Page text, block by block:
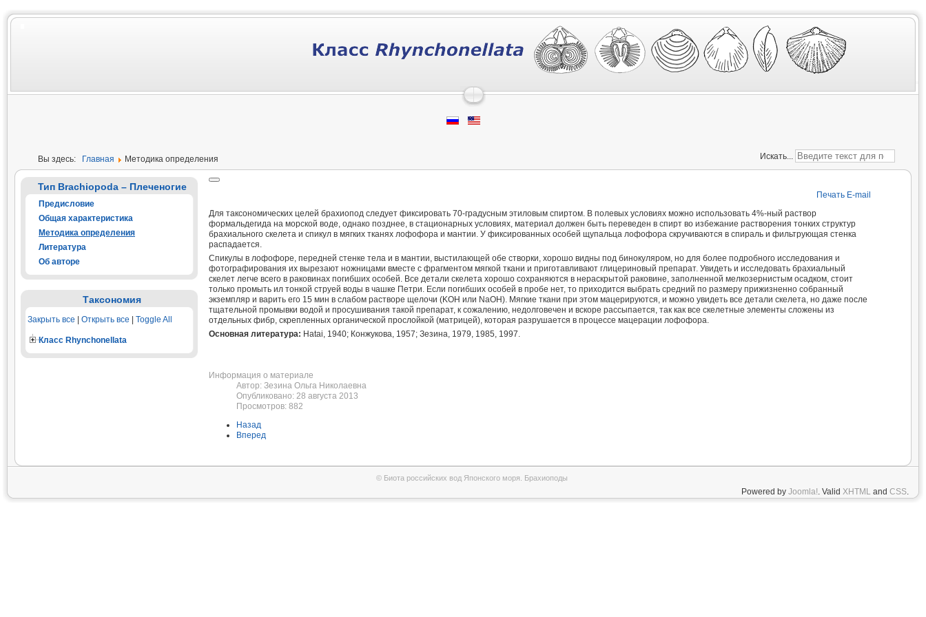
Искать...
Вы здесь: Главная Методика определения
Тип Brachiopoda – Плеченогие
Предисловие
Общая характеристика
Методика определения
Литература
Об авторе
Таксономия
Закрыть все Открыть все Toggle All
Класс Rhynchonellata
Печать E-mail
Для таксономических целей брахиопод следует фиксировать 70-градусным этиловым спиртом. В полевых условиях можно использовать 4%-ный раствор
формальдегида на морской воде, однако позднее, в стационарных условиях, материал должен быть переведен в спирт во избежание растворения тонких структур
брахиального скелета и спикул в мягких тканях лофофора и мантии. У фиксированных особей щупальца лофофора скручиваются в спираль и фильтрующая стенка
распадается.
Спикулы в лофофоре, передней стенке тела и в мантии, выстилающей обе створки, хорошо видны под бинокуляром, но для более подробного исследования и
фотографирования их вырезают ножницами вместе с фрагментом мягкой ткани и приготавливают глицериновый препарат. Увидеть и исследовать брахиальный
скелет легче всего в раковинах погибших особей. Все детали скелета хорошо сохраняются в нераскрытой раковине, заполненной мелкозернистым осадком, стоит
только промыть ил тонкой струей воды в чашке Петри. Если погибших особей в пробе нет, то приходится выбрать средний по размеру прижизненно собранный
экземпляр и варить его 15 мин в слабом растворе щелочи (KOH или NaOH). Мягкие ткани при этом мацерируются, и можно увидеть все детали скелета, но даже после
тщательной промывки водой и просушивания такой препарат, к сожалению, недолговечен и вскоре рассыпается, так как все скелетные элементы сложены из
отдельных фибр, скрепленных органической прослойкой (матрицей), которая разрушается в процессе мацерации лофофора.
Основная литература: Hatai, 1940; Конжукова, 1957; Зезина, 1979, 1985, 1997.
Информация о материале
Автор: Зезина Ольга Николаевна
Опубликовано: 28 августа 2013
Просмотров: 882
Назад
Вперед
© Биота российских вод Японского моря. Брахиоподы
Powered by Joomla!. Valid XHTML and CSS.